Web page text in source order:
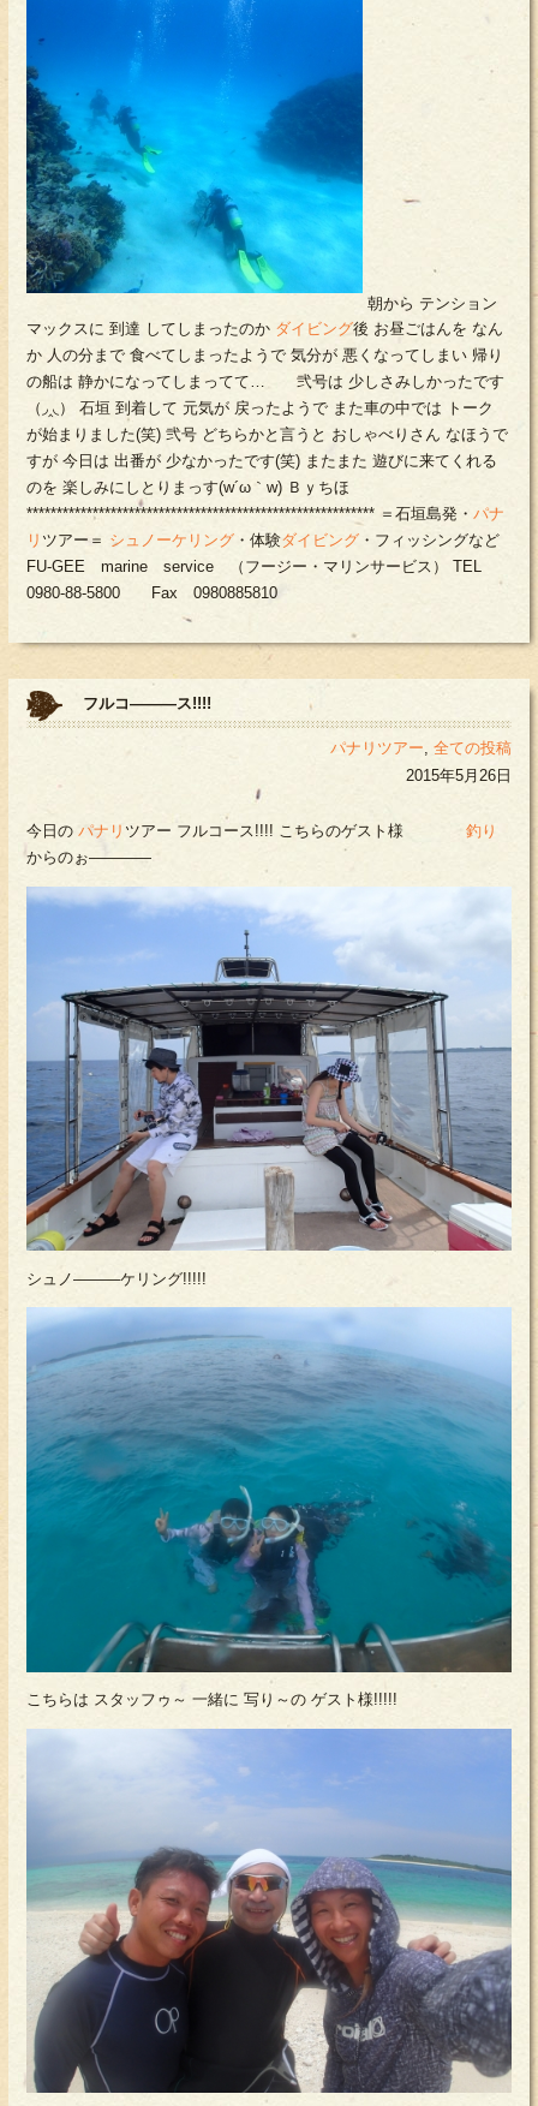
朝から テンション
マックスに 到達 してしまったのか ダイビング後 お昼ごはんを なん
か 人の分まで 食べてしまったようで 気分が 悪くなってしまい 帰り
の船は 静かになってしまってて… 弐号は 少しさみしかったです
（◞‸◟） 石垣 到着して 元気が 戻ったようで また車の中では トーク
が始まりました(笑) 弐号 どちらかと言うと おしゃべりさん なほうで
すが 今日は 出番が 少なかったです(笑) またまた 遊びに来てくれる
のを 楽しみにしとりまっす(w´ω｀w) Ｂｙちほ
********************************************************** ＝石垣島発・ パナ
リ ツアー＝ シュノーケリング ・体験ダイビング ・フィッシングなど
FU-GEE marine service （フージー・マリンサービス） TEL
0980-88-5800 Fax 0980885810
フルコ―――ス!!!!
パナリツアー 全ての投稿
2015年5月26日
今日の パナリ ツアー フルコース!!!! こちらのゲスト様 釣り
からのぉ――――
シュノ―――ケリング!!!!!
こちらは スタッフゥ～ 一緒に 写り～の ゲスト様!!!!!